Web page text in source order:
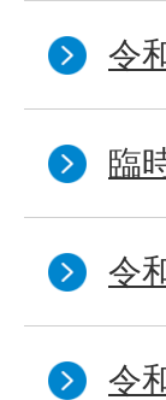
令
臨
令
令